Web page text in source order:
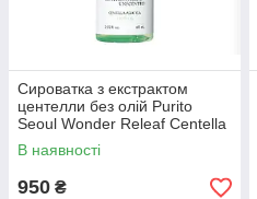
Сироватка з екстрактом
центелли без олій Purito
Seoul Wonder Releaf Centella
Serum Unscented 60 мл
В наявності
950 ₴